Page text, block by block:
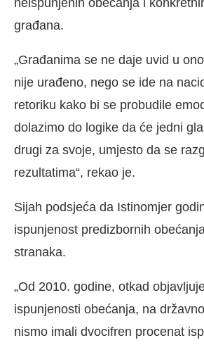
neispunjenih obećanja i
građana.
„Građanima se ne daje uvid u
nije urađeno, nego se ide na
retoriku kako bi se probudile
dolazimo do logike da će jedni
drugi za svoje, umjesto da se
rezultatima“, rekao je.
Sijah podsjeća da Istinomjer
ispunjenost predizbornih
stranaka.
„Od 2010. godine, otkad
ispunjenosti obećanja, na
nismo imali dvocifren procenat